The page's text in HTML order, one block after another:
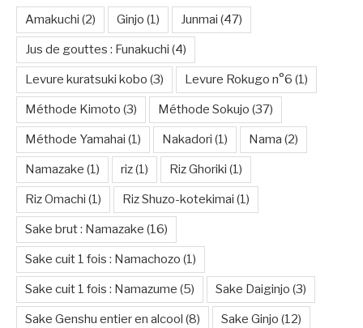
Amakuchi (2) Ginjo (1) Junmai (47)
Jus de gouttes : Funakuchi (4)
Levure kuratsuki kobo (3) Levure Rokugo n°6 (1)
Méthode Kimoto (3) Méthode Sokujo (37)
Méthode Yamahai (1) Nakadori (1) Nama (2)
Namazake (1) riz(1) Riz Ghoriki (1)
Riz Omachi (1) Riz Shuzo-kotekimai (1)
Sake brut : Namazake (16)
Sake cuit 1 fois : Namachozo (1)
Sake cuit 1 fois : Namazume (5) Sake Daiginjo (3)
Sake Genshu entier en alcool (8) Sake Ginjo (12)